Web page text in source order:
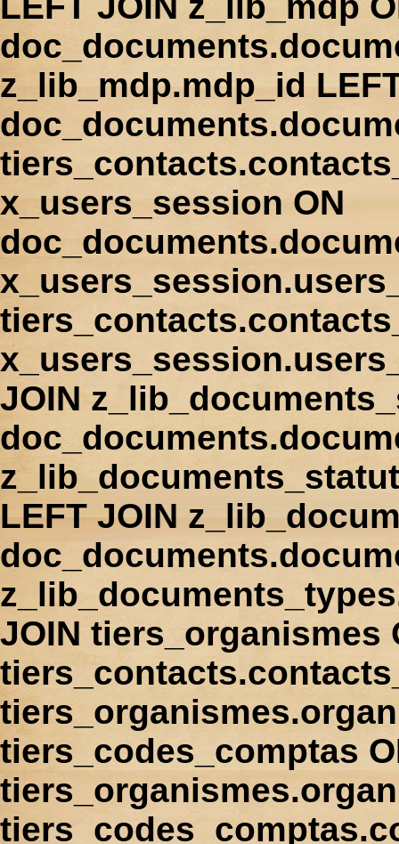
z_lib_mdp.mdp_id
x_users_session ON
JOIN
LEFT JOIN
JOIN tiers_organismes
tiers_codes_comptas